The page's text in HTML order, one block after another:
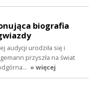
biografia
audycji urodziła się i
przyszła na świat
» więcej